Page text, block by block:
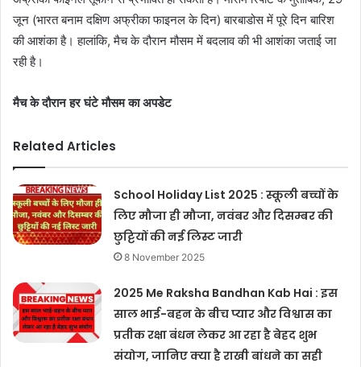
जून (भारत बनाम दक्षिण अफ्रीका फाइनल के दिन) बारबाडोस में पूरे दिन बारिश
की आशंका है। हालांकि, मैच के दौरान मौसम में बदलाव की भी आशंका जताई जा
रही है।
मैच के दौरान हर घंटे मौसम का अपडेट
Related Articles
School Holiday List 2025 : स्कूली बच्चों के
लिए मौजा ही मौजा, नवंबर और दिसम्बर की
छुट्टियों की नई लिस्ट जारी
8 November 2025
2025 Me Raksha Bandhan Kab Hai : इस
साल भाई-बहन के बीच प्यार और विश्वास का
प्रतीक रक्षा बंधन लेकर आ रहा है बेहद शुभ
संयोग, जानिए क्या है राखी बांधने का सही